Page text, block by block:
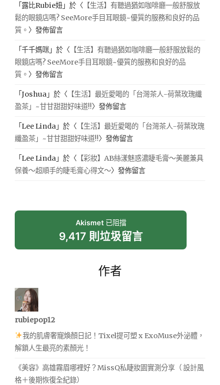
「 露比Rubie妞 」於〈 【生活】有聽過猶如咖啡廳一般舒服放
鬆的眼鏡店嗎? SeeMore手目耳眼鏡~優質的服務和良好的品
質。 〉發佈留言
「千千媽咪 」於〈 【生活】有聽過猶如咖啡廳一般舒服放鬆的
眼鏡店嗎? SeeMore手目耳眼鏡~優質的服務和良好的品
質。 〉發佈留言
「Joshua 」於〈 【生活】最近愛喝的「台灣茶人-荷葉玫瑰纖
盈茶」~甘甘甜甜好味道!!〉發佈留言
「Lee Linda 」於〈 【生活】最近愛喝的「台灣茶人-荷葉玫瑰
纖盈茶」~甘甘甜甜好味道!!〉發佈留言
「Lee Linda 」於〈 【彩妝】AB絲漾魅惑濃睫毛膏～美麗兼具
保養～超順手的睫毛膏心得文～〉發佈留言
Akismet已阻擋
9,417 則垃圾留言
作者
rubiepop12
我的肌膚奢寵煥顏日記！Tixel提可塑 x ExoMuse外泌體，
解鎖人生最亮的素顏光！
《美容》高雄霧眉哪裡好？MissQ私睫妝園實測分享（ 設計風
格＋後期恢復全紀錄）